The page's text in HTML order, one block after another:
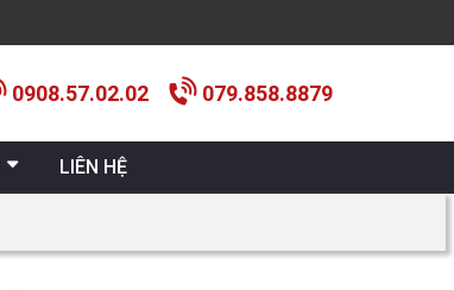
0908.57.02.02 079.858.8879
LIÊN HỆ